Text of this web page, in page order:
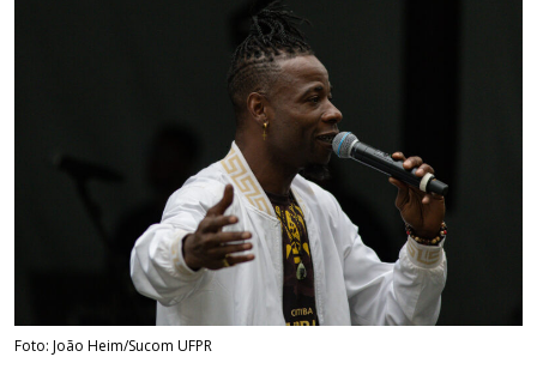
Foto: João Heim/Sucom UFPR